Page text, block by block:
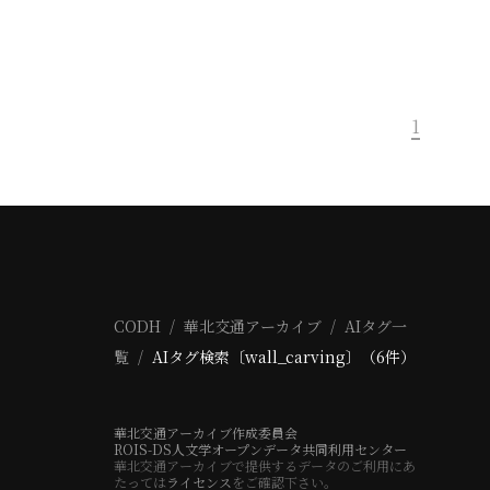
1
CODH 華北交通アーカイブ
AIタグ一
覧
AIタグ検索〔wall_carving〕（6件）
華北交通アーカイブ作成委員会
ROIS-DS人文学オープンデータ共同利用センター
華北交通アーカイブで提供するデータのご利用にあ
たってはライセンス をご確認下さい。